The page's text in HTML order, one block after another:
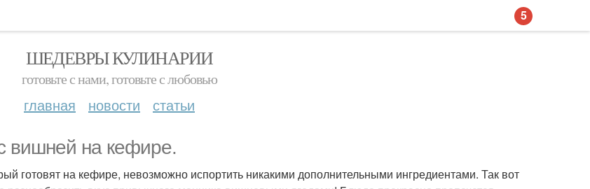
ШЕДЕВРЫ КУЛИНАРИИ
готовьте с нами, готовьте с любовью
главная новости статьи
вишней на кефире.
готовят на кефире, невозможно испортить никакими дополнительными ингредиентами. Так вот
5